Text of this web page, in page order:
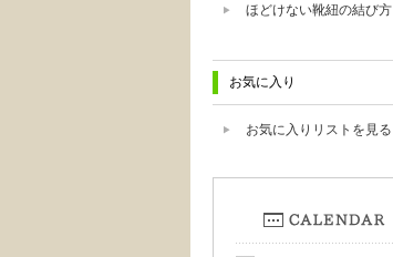
ほどけない靴紐の結び方
お気に入り
お気に入りリストを見る